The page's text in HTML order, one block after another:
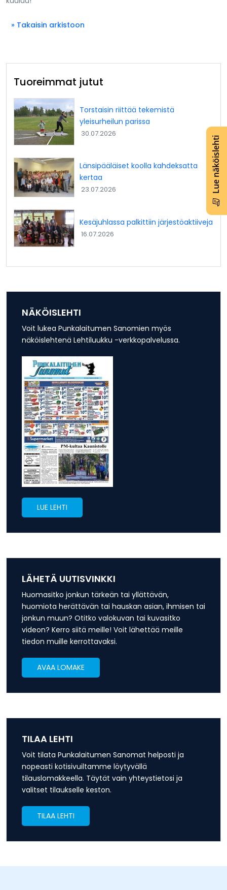
Lue näköislehti
» Takaisin arkistoon
Tuoreimmat jutut
Torstaisin riittää tekemistä
yleisurheilun parissa
30.07.2026
Länsipääläiset koolla kahdeksatta
kertaa
23.07.2026
Kesäjuhlassa palkittiin järjestöaktiiveja
16.07.2026
NÄKÖISLEHTI
Voit lukea Punkalaitumen Sanomien myös
näköislehtenä Lehtiluukku -verkkopalvelussa.
LUE LEHTI
LÄHETÄ UUTISVINKKI
Huomasitko jonkun tärkeän tai yllättävän,
huomiota herättävän tai hauskan asian, ihmisen tai
jonkun muun? Otitko valokuvan tai kuvasitko
videon? Kerro siitä meille! Voit lähettää meille
tiedon muille kerrottavaksi.
AVAA LOMAKE
TILAA LEHTI
Voit tilata Punkalaitumen Sanomat helposti ja
nopeasti kotisivuiltamme löytyvällä
tilauslomakkeella. Täytät vain yhteystietosi ja
valitset tilaukselle keston.
TILAA LEHTI